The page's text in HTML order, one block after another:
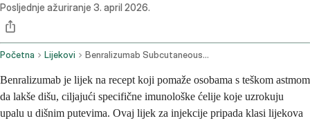
Posljednje ažuriranje 3. april 2026.
Početna Lijekovi Benralizumab Subcutaneous Route
Benralizumab je lijek na recept koji pomaže osobama s teškom astmom
da lakše dišu, ciljajući specifične imunološke ćelije koje uzrokuju
upalu u dišnim putevima. Ovaj lijek za injekcije pripada klasi lijekova